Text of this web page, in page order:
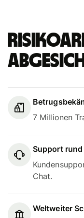
7 Millionen
Support
Chat.
Weltweiter